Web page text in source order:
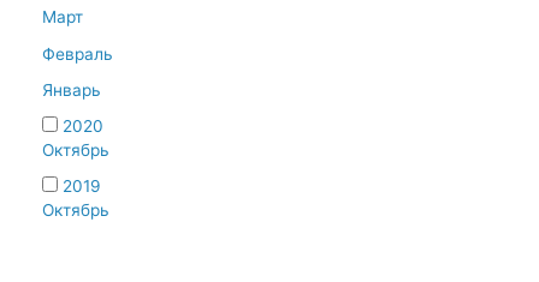
Март
Февраль
Январь
2020
Октябрь
2019
Октябрь